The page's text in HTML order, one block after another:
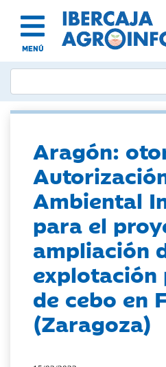
MENÚ
Aragón:
Ambiental
para el
ampliación
explotación
de cebo en
(Zaragoza)